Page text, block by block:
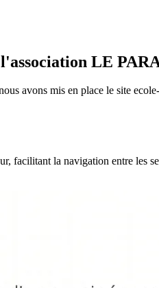
LE
avons mis en place le site
facilitant la navigation entre